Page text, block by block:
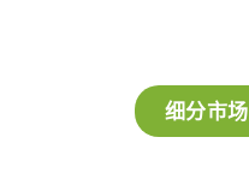
细分市